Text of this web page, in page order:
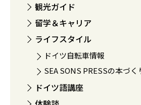
観光ガイド
留学＆キャリア
ライフスタイル
ドイツ自転車情報
SEA SONS PRESSの本づ
ドイツ語講座